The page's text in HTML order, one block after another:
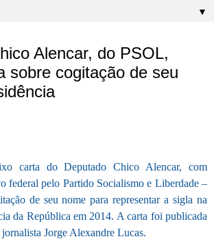
▼
Alencar, do PSOL,
sobre cogitação de seu
carta do Deputado Chico Alencar, com
federal pelo Partido Socialismo e Liberdade –
de seu nome para representar a sigla na
da República em 2014. A carta foi publicada
Jorge Alexandre Lucas.